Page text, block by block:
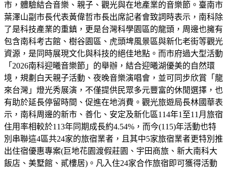
市，體驗結合音樂、親子、觀光與在地產業的音樂節。臺南市
葉澤山副市長代表黃偉哲市長出席記者會致詞時表示，南科除
了是科技產業的重鎮，更是台灣科學園區的龍頭，周邊也擁有
包含南科考古館、樹谷園區、虎頭埤風景區與新化老街等觀光
資源，是同時展現文化與科技的絕佳地點。而市府過大型活動
「2026南科迎曦音樂節」的舉辦，結合迎曦湖優美的自然環
境，規劃白天親子活動、夜晚音樂演唱會，並可同步欣賞「龍
來台灣」燈光秀展演，不僅提供民眾多元豐富的休閒選擇，也
有助於延長停留時間、促進在地消費。觀光旅遊局長林國華表
示，南科周邊的新市、善化、安定及新化區114年1至11月旅宿
住用率相較於113年同期成長約4.54%，而今(115)年活動也特
別串聯這4區共24家的旅宿業者，且其中5家旅宿業者更特別推
出住宿優惠專案(巨地花園渡假莊園、宇田商旅、新大南科大
飯店、美墅館、貳樓居)。凡入住24家合作旅宿即可獲得活動